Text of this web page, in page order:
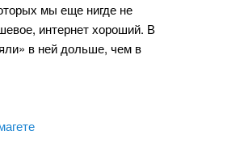
мы еще нигде не
интернет хороший. В
в ней дольше, чем в